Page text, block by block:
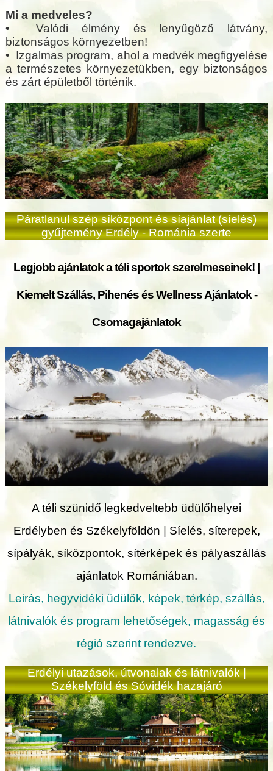
Mi a medveles?
• Valódi élmény és lenyűgöző látvány,
biztonságos környezetben!
• Izgalmas program, ahol a medvék megfigyelése
a természetes környezetükben, egy biztonságos
és zárt épületből történik.
Páratlanul szép síközpont és síajánlat (síelés)
gyűjtemény Erdély - Románia szerte
Legjobb ajánlatok a téli sportok szerelmeseinek! |
Kiemelt Szállás, Pihenés és Wellness Ajánlatok -
Csomagajánlatok
A téli szünidő legkedveltebb üdülőhelyei
Erdélyben és Székelyföldön
Síelés, síterepek,
sípályák, síközpontok, sítérképek és pályaszállás
ajánlatok Romániában.
Leirás, hegyvidéki üdülők, képek, térkép, szállás,
látnivalók és program lehetőségek, magasság és
régió szerint rendezve.
Erdélyi utazások, útvonalak és látnivalók |
Székelyföld és Sóvidék hazajáró